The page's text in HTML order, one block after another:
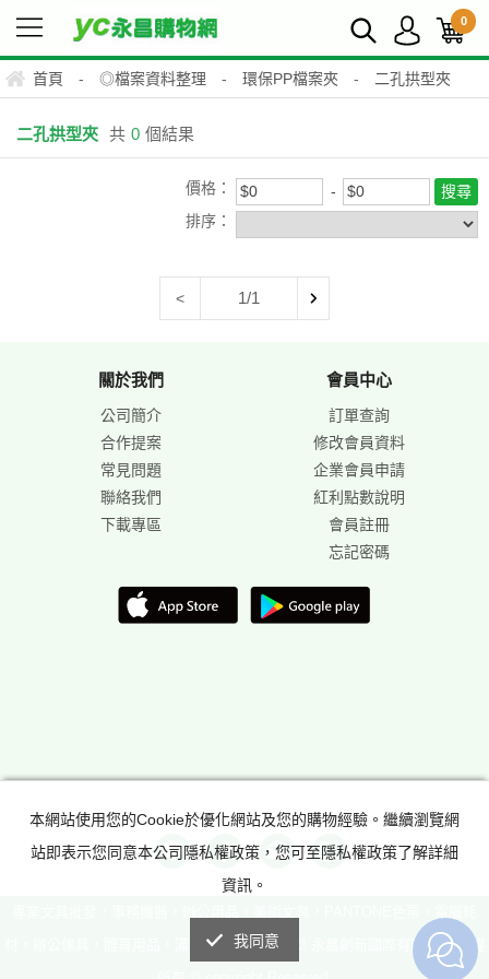
0
首頁 - ◎檔案資料整理 - 環保PP檔案夾 - 二孔拱型夾
二孔拱型夾 共 0 個結果
價格：
排序：
< 1/1
關於我們
公司簡介
合作提案
常見問題
聯絡我們
下載專區
會員中心
訂單查詢
修改會員資料
企業會員申請
紅利點數說明
會員註冊
忘記密碼
材，辦公傢具，體育用品，滿足所有辦公室需求! 永昌創新國際有限公司 版權
本網站使用您的Cookie於優化網站及您的購物經驗。繼續瀏覽網
站即表示您同意本公司隱私權政策，您可至隱私權政策了解詳細
資訊。
我同意